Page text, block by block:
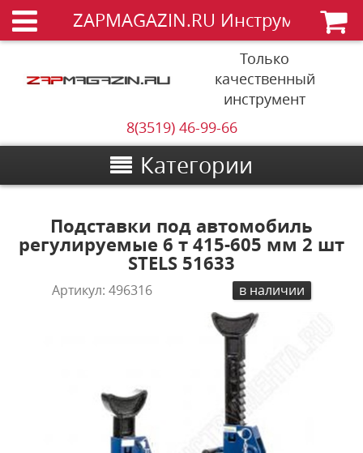
ZAPMAGAZIN.RU Инструменты
Только
качественный
инструмент
8(3519) 46-99-66
Категории
Подставки под автомобиль
регулируемые 6 т 415-605 мм 2 шт
STELS 51633
Артикул:496316 в наличии